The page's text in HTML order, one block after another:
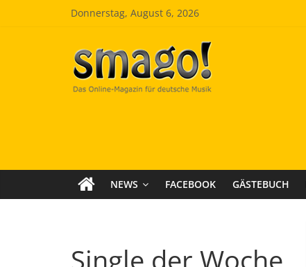
Donnerstag, August 6, 2026
Smago
SchlagerMAGazinOnline
NEWS FACEBOOK GÄSTEBUCH
Single der Woche